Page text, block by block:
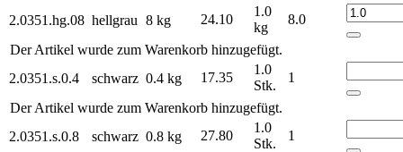
2.0351.hg.08 hellgrau 8 kg 24.10
1.0
kg
8.0
Der Artikel wurde zum Warenkorb hinzugefügt.
2.0351.s.0.4
schwarz 0.4 kg 17.35
1.0
Stk.
1
Der Artikel wurde zum Warenkorb hinzugefügt.
2.0351.s.0.8
schwarz 0.8 kg 27.80
1.0
Stk.
1